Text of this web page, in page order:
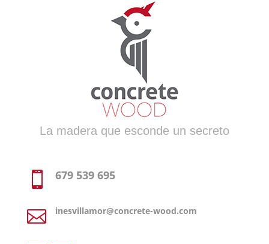
La madera que esconde un secreto
 679 539 695
 inesvillamor@concrete-wood.com